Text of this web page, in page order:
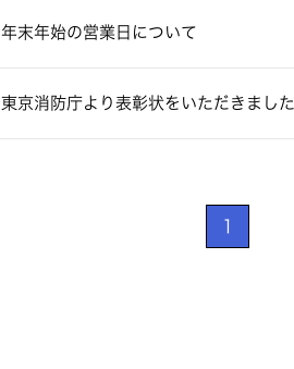
年末年始の営業日について
東京消防庁より表彰状をいただきました
1